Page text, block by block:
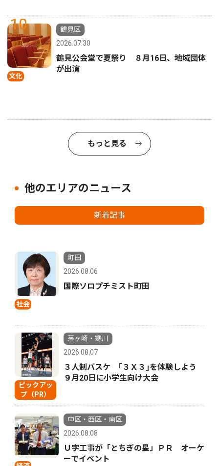
10
文化
鶴見区
2026.07.30
鶴見公会堂で夏祭り ８月16日、地域団体
が出演
もっと見る
他のエリアのニュース
新着記事
社会
町田
2026.08.06
国際ソロプチミスト町田
ピックアッ
プ（PR）
茅ヶ崎・寒川
2026.08.07
３人制バスケ ｢３Ｘ３｣を体験しよう
９月20日に小学生向け大会
中区・西区・南区
2026.08.08
Ｕ字工事が「とちぎの星」ＰＲ オーケ
ーでイベント